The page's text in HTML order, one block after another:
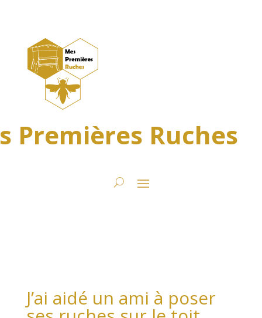
Premières Ruches
J’ai aidé un ami à poser